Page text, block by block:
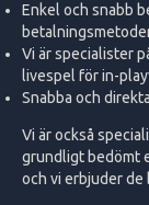
Enkel och snabb
Vi är specialister
livespel för in-
Snabba och
Vi är också
grundligt bedömt
och vi erbjuder de